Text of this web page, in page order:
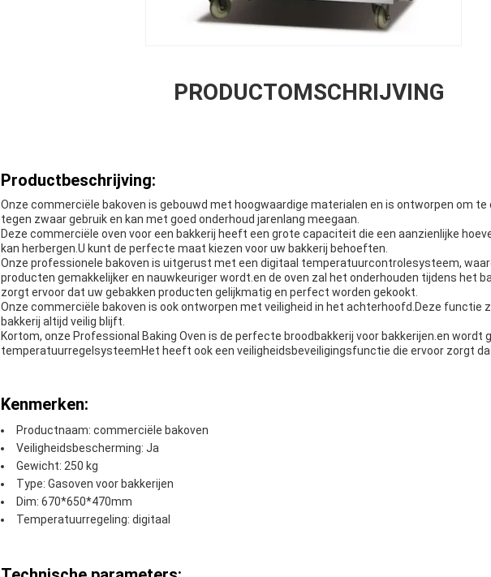
PRODUCTOMSCHRIJVING
Productbeschrijving:
Onze commerciële bakoven is gebouwd met hoogwaardige materialen en is ontworpen om te
tegen zwaar gebruik en kan met goed onderhoud jarenlang meegaan.
Deze commerciële oven voor een bakkerij heeft een grote capaciteit die een aanzienlijke
kan herbergen.U kunt de perfecte maat kiezen voor uw bakkerij behoeften.
Onze professionele bakoven is uitgerust met een digitaal temperatuurcontrolesysteem,
producten gemakkelijker en nauwkeuriger wordt.en de oven zal het onderhouden tijdens het
zorgt ervoor dat uw gebakken producten gelijkmatig en perfect worden gekookt.
Onze commerciële bakoven is ook ontworpen met veiligheid in het achterhoofd.Deze functie
bakkerij altijd veilig blijft.
Kortom, onze Professional Baking Oven is de perfecte broodbakkerij voor bakkerijen.en wordt
temperatuurregelsysteemHet heeft ook een veiligheidsbeveiligingsfunctie die ervoor zorgt
Kenmerken:
Productnaam: commerciële bakoven
Veiligheidsbescherming: Ja
Gewicht: 250 kg
Type: Gasoven voor bakkerijen
Dim: 670*650*470mm
Temperatuurregeling: digitaal